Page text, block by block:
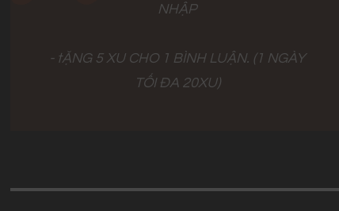
NHẬP
- tẶNG 5 XU CHO 1 BÌNH LUẬN. (1 NGÀY
TỐI ĐA 20XU)